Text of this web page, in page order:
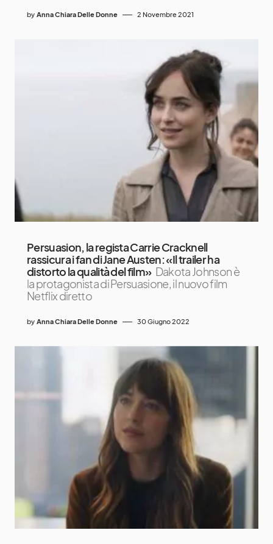
by Anna Chiara Delle Donne 2 Novembre 2021
Persuasion, la regista Carrie Cracknell
rassicura i fan di Jane Austen: «Il trailer ha
distorto la qualità del film» Dakota Johnson è
la protagonista di Persuasione, il nuovo film
Netflix diretto
by Anna Chiara Delle Donne 30 Giugno 2022